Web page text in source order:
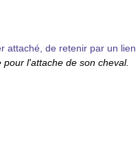
attaché, de retenir par un lien
l'attache de son cheval.